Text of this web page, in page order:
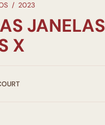
/ 2023
JANELAS
X